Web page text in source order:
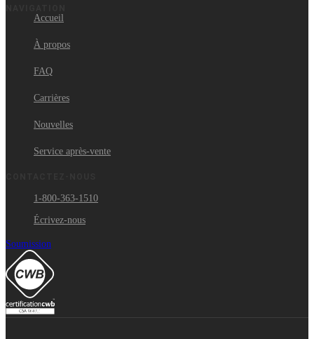
Accueil
À propos
FAQ
Carrières
Nouvelles
Service après-vente
1-800-363-1510
Écrivez-nous
Soumission